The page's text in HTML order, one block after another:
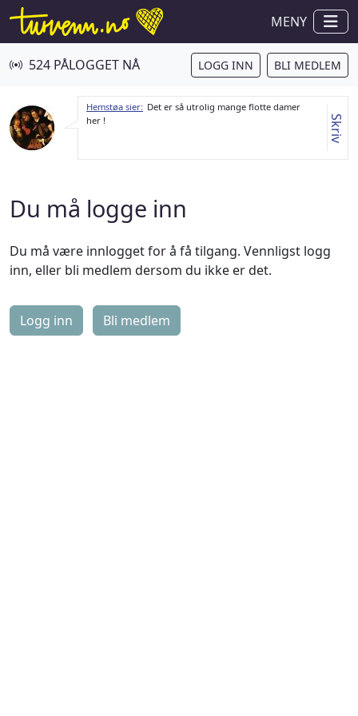
MENY
524 PÅLOGGET NÅ LOGG INN BLI MEDLEM
Hemstøa sier: Det er så utrolig mange flotte damer
her !
Skriv
Du må logge inn
Du må være innlogget for å få tilgang. Vennligst logg
inn, eller bli medlem dersom du ikke er det.
Logg inn